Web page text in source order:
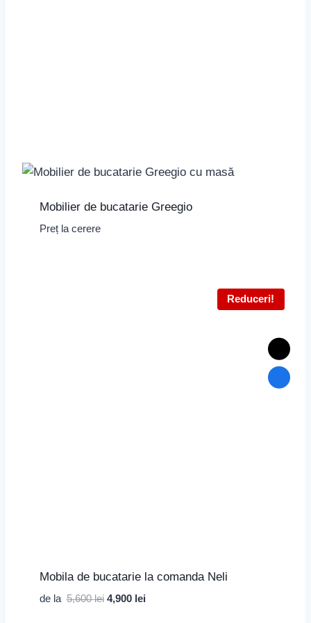
Mobilier de bucatarie Greegio
Preț la cerere
Reduceri!
Mobila de bucatarie la comanda Neli
de la5,600lei Prețul
4,900 leiPrețul